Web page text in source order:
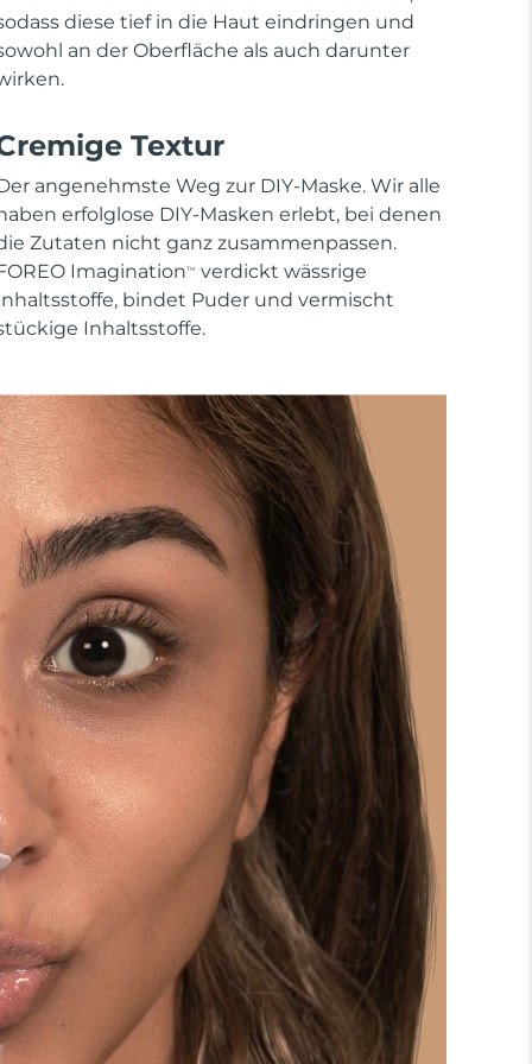
diese tief in die Haut eindringen und
an der Oberfläche als auch darunter
Textur
angenehmste Weg zur DIY-Maske. Wir alle
erfolglose DIY-Masken erlebt, bei denen
Zutaten nicht ganz zusammenpassen.
ImaginationTM
verdickt wässrige
bindet Puder und vermischt
Inhaltsstoffe.